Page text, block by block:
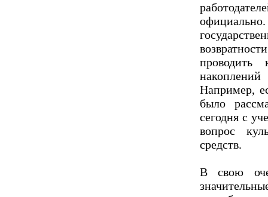
проводить
Например,
было
сегодня с
вопрос
средств.
В свою